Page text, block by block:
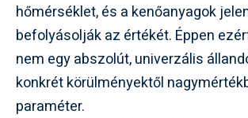
hőmérséklet, és a kenőanyagok
befolyásolják az értékét. Éppen
nem egy abszolút, univerzális
konkrét körülményektől
paraméter.